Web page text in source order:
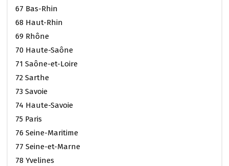
67 Bas-Rhin
68 Haut-Rhin
69 Rhône
70 Haute-Saône
71 Saône-et-Loire
72 Sarthe
73 Savoie
74 Haute-Savoie
75 Paris
76 Seine-Maritime
77 Seine-et-Marne
78 Yvelines